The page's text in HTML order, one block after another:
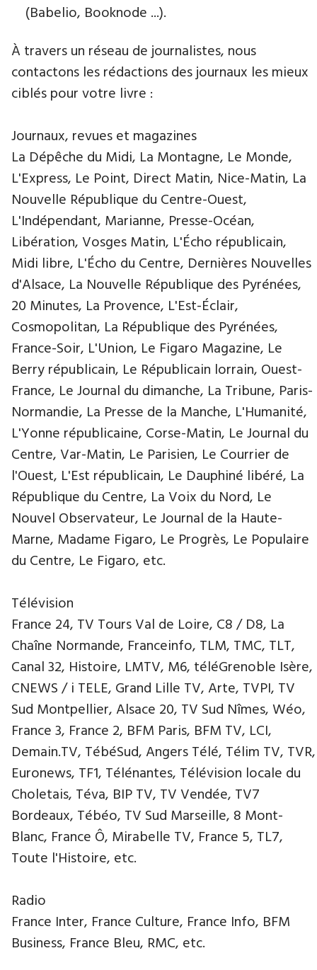
(Babelio, Booknode ...).
À travers un réseau de journalistes, nous
contactons les rédactions des journaux les mieux
ciblés pour votre livre :
Journaux, revues et magazines
La Dépêche du Midi, La Montagne, Le Monde,
L'Express, Le Point, Direct Matin, Nice-Matin, La
Nouvelle République du Centre-Ouest,
L'Indépendant, Marianne, Presse-Océan,
Libération, Vosges Matin, L'Écho républicain,
Midi libre, L'Écho du Centre, Dernières Nouvelles
d'Alsace, La Nouvelle République des Pyrénées,
20 Minutes, La Provence, L'Est-Éclair,
Cosmopolitan, La République des Pyrénées,
France-Soir, L'Union, Le Figaro Magazine, Le
Berry républicain, Le Républicain lorrain, Ouest-
France, Le Journal du dimanche, La Tribune, Paris-
Normandie, La Presse de la Manche, L'Humanité,
L'Yonne républicaine, Corse-Matin, Le Journal du
Centre, Var-Matin, Le Parisien, Le Courrier de
l'Ouest, L'Est républicain, Le Dauphiné libéré, La
République du Centre, La Voix du Nord, Le
Nouvel Observateur, Le Journal de la Haute-
Marne, Madame Figaro, Le Progrès, Le Populaire
du Centre, Le Figaro, etc.
Télévision
France 24, TV Tours Val de Loire, C8 / D8, La
Chaîne Normande, Franceinfo, TLM, TMC, TLT,
Canal 32, Histoire, LMTV, M6, téléGrenoble Isère,
CNEWS / i TELE, Grand Lille TV, Arte, TVPI, TV
Sud Montpellier, Alsace 20, TV Sud Nîmes, Wéo,
France 3, France 2, BFM Paris, BFM TV, LCI,
Demain.TV, TébéSud, Angers Télé, Télim TV, TVR,
Euronews, TF1, Télénantes, Télévision locale du
Choletais, Téva, BIP TV, TV Vendée, TV7
Bordeaux, Tébéo, TV Sud Marseille, 8 Mont-
Blanc, France Ô, Mirabelle TV, France 5, TL7,
Toute l'Histoire, etc.
Radio
France Inter, France Culture, France Info, BFM
Business, France Bleu, RMC, etc.